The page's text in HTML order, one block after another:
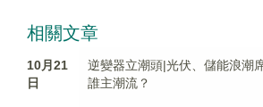
相關文章
10月21
日
逆變器立潮頭|光伏、儲能浪潮
誰主潮流？